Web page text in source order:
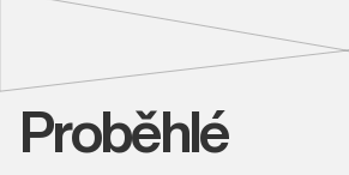
Proběhlé